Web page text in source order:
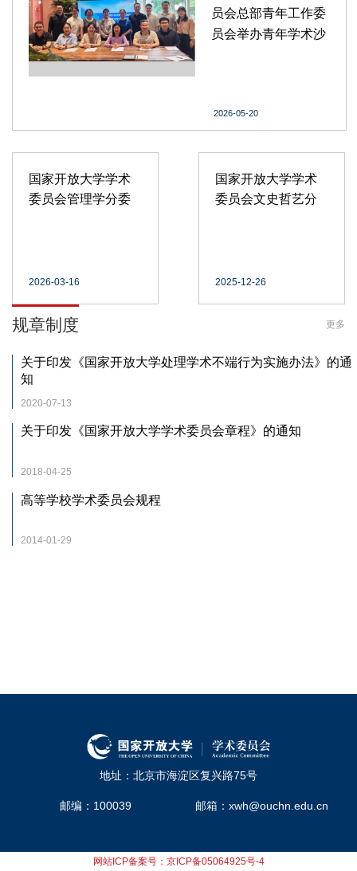
员会总部青年工作委
员会举办青年学术沙
2026-05-20
国家开放大学学术
委员会管理学分委
2026-03-16
国家开放大学学术
委员会文史哲艺分
2025-12-26
规章制度 更多
关于印发《国家开放大学处理学术不端行为实施办法》的通
知
2020-07-13
关于印发《国家开放大学学术委员会章程》的通知
2018-04-25
高等学校学术委员会规程
2014-01-29
地址：北京市海淀区复兴路75号
邮编：100039 邮箱：xwh@ouchn.edu.cn
网站ICP备案号：京ICP备05064925号-4